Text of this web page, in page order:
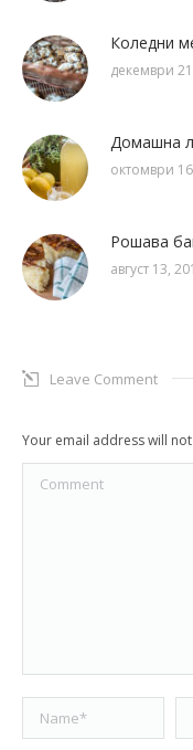
Коледни
декември
Домашна
октомври
Рошава
август 13,
Leave Comment
Your email address will
Comment
Name *